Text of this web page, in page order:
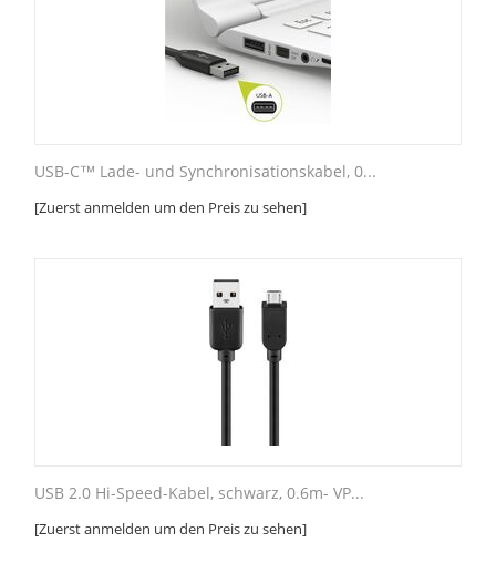
USB-C™ Lade- und Synchronisationskabel, 0...
[Zuerst anmelden um den Preis zu sehen]
USB 2.0 Hi-Speed-Kabel, schwarz, 0.6m- VP...
[Zuerst anmelden um den Preis zu sehen]